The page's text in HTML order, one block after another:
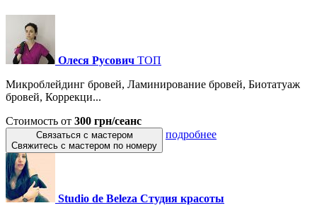
Олеся Русович ТОП
Микроблейдинг бровей, Ламинирование бровей, Биотатуаж
бровей, Коррекци...
Стоимость от 300 грн/сеанс
Связаться с мастером
Свяжитесь с мастером по номеру
подробнее
Studio de Beleza Студия красоты